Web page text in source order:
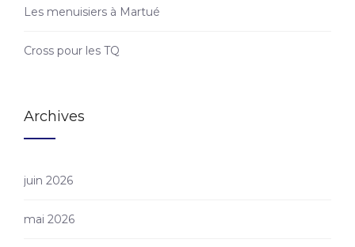
Les menuisiers à Martué
Cross pour les TQ
Archives
juin 2026
mai 2026